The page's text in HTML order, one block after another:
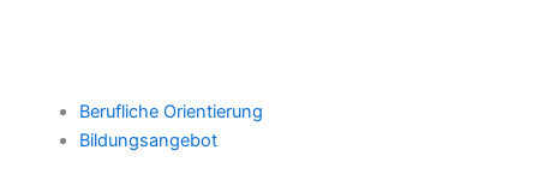
Berufliche Orientierung
Bildungsangebot